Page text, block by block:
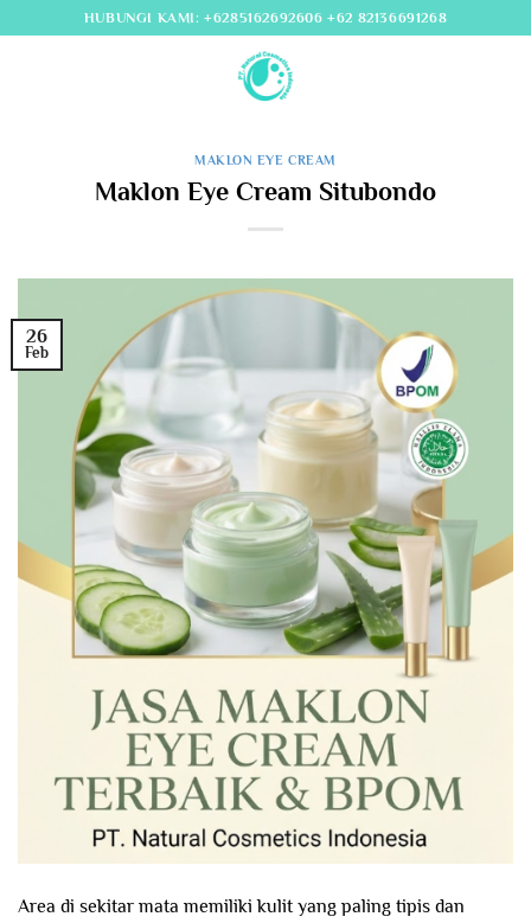
to
HUBUNGI KAMI: +6285162692606 +62 82136691268
MAKLON EYE CREAM
Maklon Eye Cream Situbondo
26
Feb
Area di sekitar mata memiliki kulit yang paling tipis dan